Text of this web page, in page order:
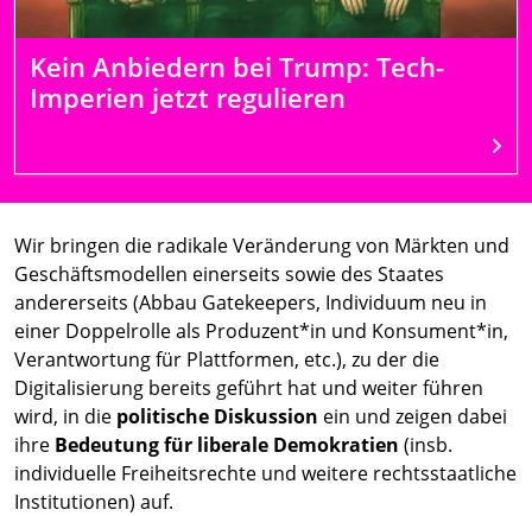
Kein Anbiedern bei Trump: Tech-
Imperien jetzt regulieren
Wir bringen die radikale Veränderung von Märkten und
Geschäftsmodellen einerseits sowie des Staates
andererseits (Abbau Gatekeepers, Individuum neu in
einer Doppelrolle als Produzent*in und Konsument*in,
Verantwortung für Plattformen, etc.), zu der die
Digitalisierung bereits geführt hat und weiter führen
wird, in die politische Diskussion ein und zeigen dabei
ihre Bedeutung für liberale Demokratien (insb.
individuelle Freiheitsrechte und weitere rechtsstaatliche
Institutionen) auf.